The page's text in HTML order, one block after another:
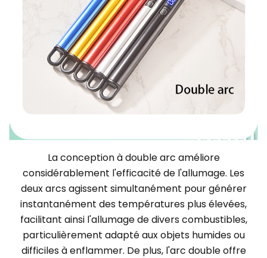
La conception à double arc améliore
considérablement l'efficacité de l'allumage. Les
deux arcs agissent simultanément pour générer
instantanément des températures plus élevées,
facilitant ainsi l'allumage de divers combustibles,
particulièrement adapté aux objets humides ou
difficiles à enflammer. De plus, l'arc double offre